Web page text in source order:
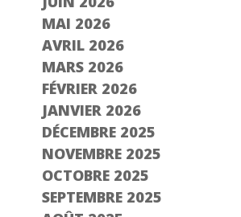
MAI 2026
AVRIL 2026
MARS 2026
FÉVRIER 2026
JANVIER 2026
DÉCEMBRE 2025
NOVEMBRE 2025
OCTOBRE 2025
SEPTEMBRE 2025